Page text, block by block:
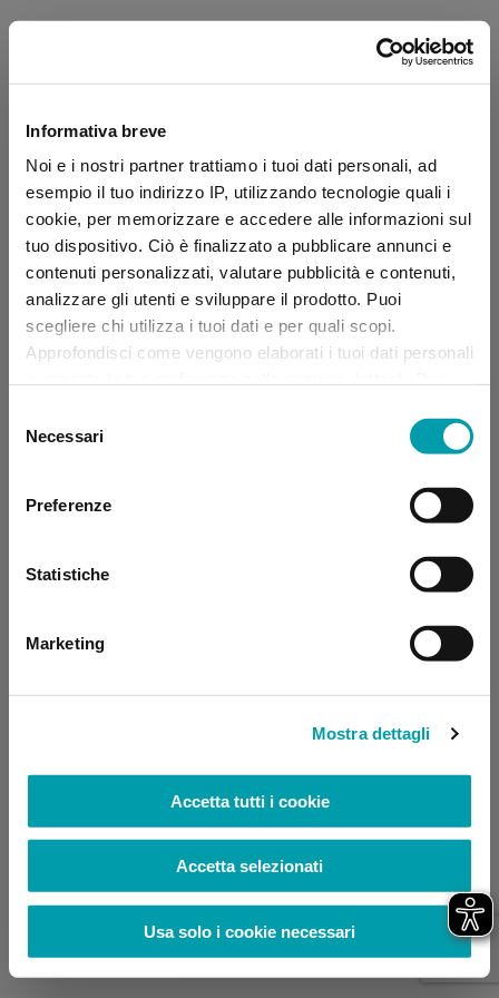
Informativa breve
Noi e i nostri partner trattiamo i tuoi dati personali, ad
esempio il tuo indirizzo IP, utilizzando tecnologie quali i
cookie, per memorizzare e accedere alle informazioni sul
tuo dispositivo. Ciò è finalizzato a pubblicare annunci e
contenuti personalizzati, valutare pubblicità e contenuti,
analizzare gli utenti e sviluppare il prodotto. Puoi
scegliere chi utilizza i tuoi dati e per quali scopi.
Approfondisci come vengono elaborati i tuoi dati personali
momento dalla Dichiarazione sui “
delNecessari
Preferenze
Statistiche
Marketing
Mostra dettagli
Accetta tutti i cookie
Accetta selezionati
Usa solo i cookie necessari
Application error: a client-side exception has occurred (see the
browser console for more information)